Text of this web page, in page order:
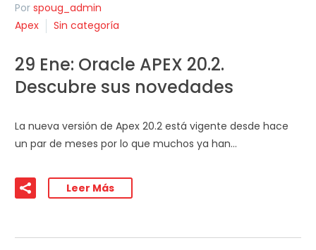
Por spoug_admin
Apex
Sin categoría
29 Ene: Oracle APEX 20.2.
Descubre sus novedades
La nueva versión de Apex 20.2 está vigente desde hace
un par de meses por lo que muchos ya han…
Leer Más